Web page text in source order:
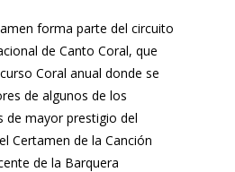
forma parte del circuito
de Canto Coral, que
Coral anual donde se
de algunos de los
de mayor prestigio del
Certamen de la Canción
de la Barquera